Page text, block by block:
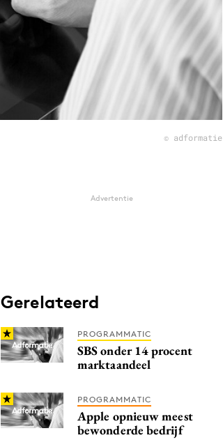
© adformatie
Advertentie
Gerelateerd
PROGRAMMATIC
SBS onder 14 procent
marktaandeel
PROGRAMMATIC
Apple opnieuw meest
bewonderde bedrijf